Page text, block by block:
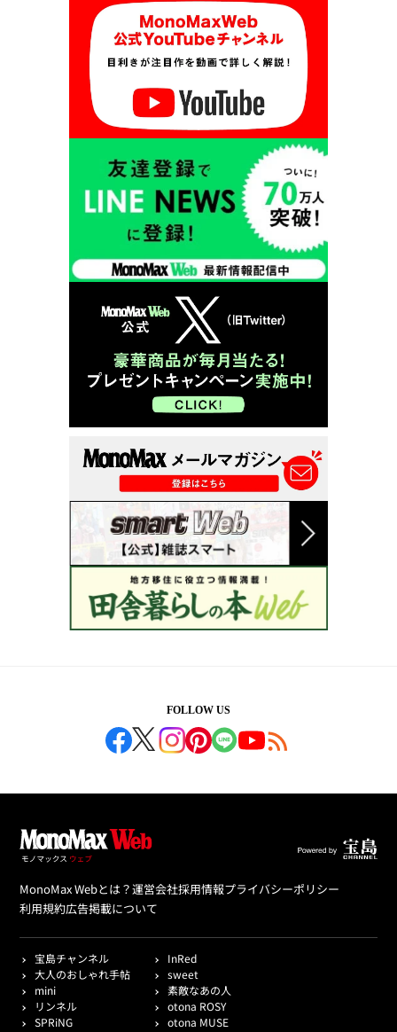
FOLLOW US
MonoMax Webとは？運営会社採用情報プライバシーポリシー
利用規約広告掲載について
宝島チャンネル
InRed
大人のおしゃれ手帖
sweet
mini
素敵なあの人
リンネル
otona ROSY
SPRiNG
otona MUSE